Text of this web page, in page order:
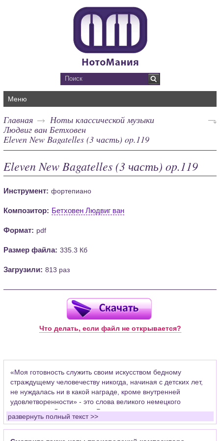
Меню
Главная
Ноты классической музыки
Людвиг ван Бетховен
Eleven New Bagatelles (3 часть) op.119
Eleven New Bagatelles (3 часть) op.119
Инструмент: фортепиано
Композитор: Бетховен Людвиг ван
Формат: pdf
Размер файла: 335.3 Кб
Загрузили: 813 раз
Что делать, если файл не открывается?
«Моя готовность служить своим искусством бедному
страждущему человечеству никогда, начиная с детских лет,
не нуждалась ни в какой награде, кроме внутренней
удовлетворенности» - это слова великого немецкого
композитора Людвига ван Бетховена.
Уже в 7 лет он начал выступать как клавесинист. С 11-и лет -
помощник органиста капеллы. В 1782 г. Было издано первое
развернуть полный текст >>